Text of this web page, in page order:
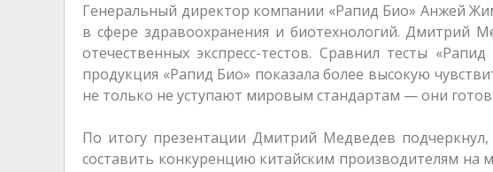
Генеральный директор компании «Рапид Био» Анжей
в сфере здравоохранения и биотехнологий. Дмитрий
отечественных экспресс-тестов. Сравнил тесты
продукция «Рапид Био» показала более высокую
не только не уступают мировым стандартам — они
По итогу презентации Дмитрий Медведев
составить конкуренцию китайским производителям